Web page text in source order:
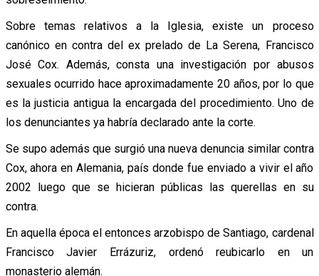
Sobre temas relativos a la Iglesia, existe un proceso
canónico en contra del ex prelado de La Serena, Francisco
José Cox. Además, consta una investigación por abusos
sexuales ocurrido hace aproximadamente 20 años, por lo que
es la justicia antigua la encargada del procedimiento. Uno de
los denunciantes ya habría declarado ante la corte.
Se supo además que surgió una nueva denuncia similar contra
Cox, ahora en Alemania, país donde fue enviado a vivir el año
2002 luego que se hicieran públicas las querellas en su
contra.
En aquella época el entonces arzobispo de Santiago, cardenal
Francisco Javier Errázuriz, ordenó reubicarlo en un
monasterio alemán.